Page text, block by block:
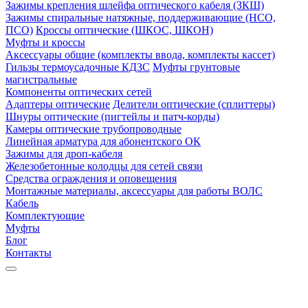
Зажимы крепления шлейфа оптического кабеля (ЗКШ)
Зажимы спиральные натяжные, поддерживающие (НСО,
ПСО) Кроссы оптические (ШКОС, ШКОН)
Муфты и кроссы
Аксессуары общие (комплекты ввода, комплекты кассет)
Гильзы термоусадочные КДЗС Муфты грунтовые
магистральные
Компоненты оптических сетей
Адаптеры оптические Делители оптические (сплиттеры)
Шнуры оптические (пигтейлы и патч-корды)
Камеры оптические трубопроводные
Линейная арматура для абонентского ОК
Зажимы для дроп-кабеля
Железобетонные колодцы для сетей связи
Средства ограждения и оповещения
Монтажные материалы, аксессуары для работы ВОЛС
Кабель
Комплектующие
Муфты
Блог
Контакты